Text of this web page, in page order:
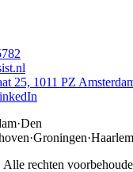
25, 1011 PZ
·Den
·Groningen·Haarlem
rechten